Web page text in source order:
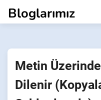
geçBloglarımız
Hakkımızda
Metin
Dilenir